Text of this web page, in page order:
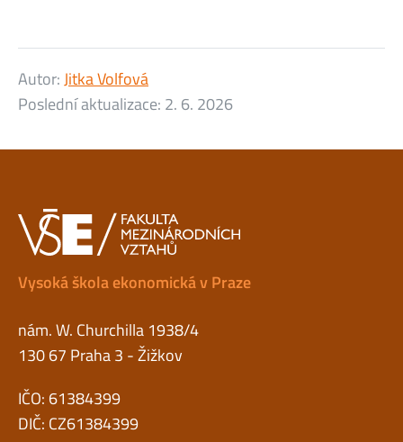
Autor:Jitka Volfová
Poslední aktualizace: 2. 6. 2026
Vysoká škola ekonomická v Praze
nám. W. Churchilla 1938/4
130 67 Praha 3 - Žižkov
IČO: 61384399
DIČ: CZ61384399